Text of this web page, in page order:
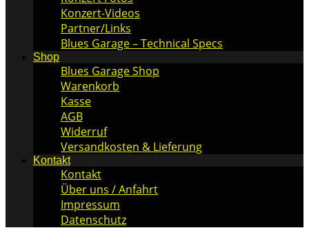
Konzert-Videos
Partner/Links
Blues Garage – Technical Specs
Shop
Blues Garage Shop
Warenkorb
Kasse
AGB
Widerruf
Versandkosten & Lieferung
Kontakt
Kontakt
Über uns / Anfahrt
Impressum
Datenschutz